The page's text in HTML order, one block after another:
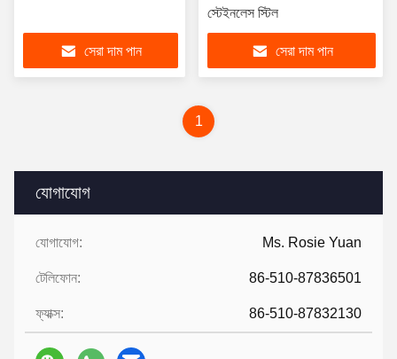
যোগাযোগ
যোগাযোগ: Ms. Rosie Yuan
টেলিফোন: 86-510-87836501
ফ্যাক্স: 86-510-87832130
সেরা দাম পান
স্টেইনলেস স্টিল
সেরা দাম পান
1